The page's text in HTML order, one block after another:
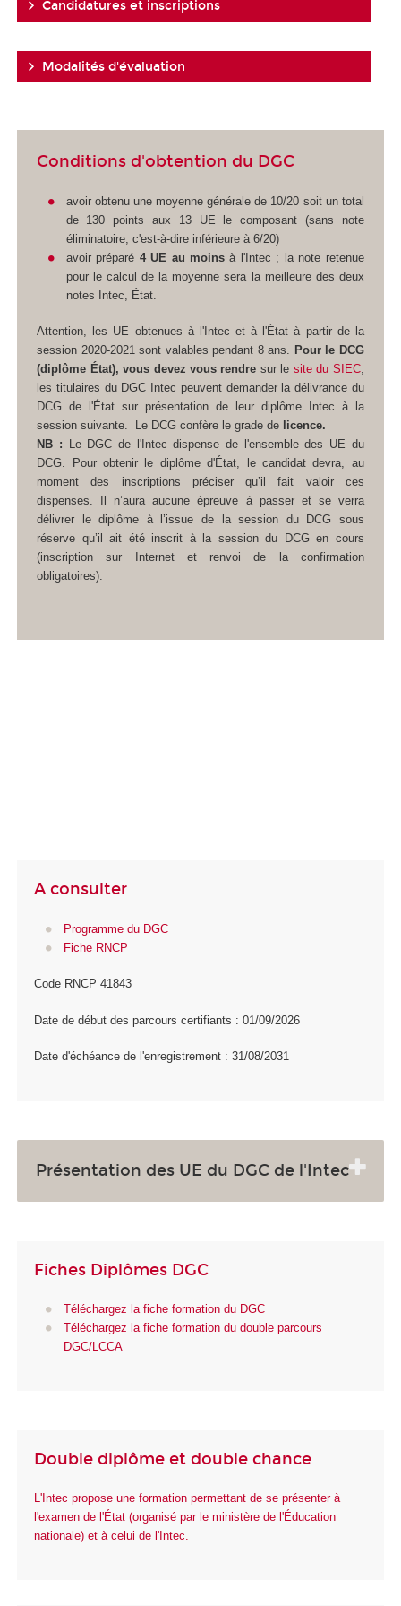
Candidatures et inscriptions
Modalités d'évaluation
Conditions d'obtention du DGC
avoir obtenu une moyenne générale de 10/20 soit un total
de 130 points aux 13 UE le composant (sans note
éliminatoire, c'est-à-dire inférieure à 6/20)
avoir préparé 4 UE au moins à l'Intec ; la note retenue
pour le calcul de la moyenne sera la meilleure des deux
notes Intec, État.
Attention, les UE obtenues à l'Intec et à l'État à partir de la
session 2020-2021 sont valables pendant 8 ans. Pour le DCG
(diplôme État), vous devez vous rendre sur le site du SIEC,
les titulaires du DGC Intec peuvent demander la délivrance du
DCG de l'État sur présentation de leur diplôme Intec à la
session suivante.
Le DCG confère le grade de licence.
NB : Le DGC de l'Intec dispense de l'ensemble des UE du
DCG. Pour obtenir le diplôme d'État, le candidat devra, au
moment des inscriptions préciser qu’il fait valoir ces
dispenses. Il n’aura aucune épreuve à passer et se verra
délivrer le diplôme à l’issue de la session du DCG sous
réserve qu’il ait été inscrit à la session du DCG en cours
(inscription sur Internet et renvoi de la confirmation
obligatoires).
A consulter
Programme du DGC
Fiche RNCP
Code RNCP 41843
Date de début des parcours certifiants : 01/09/2026
Date d'échéance de l'enregistrement : 31/08/2031
Présentation des UE du DGC de l'Intec
Fiches Diplômes DGC
Téléchargez la fiche formation du DGC
Téléchargez la fiche formation du double parcours
DGC/LCCA
Double diplôme et double chance
L'Intec propose une formation permettant de se présenter à
l'examen de l'État (organisé par le ministère de l'Éducation
nationale) et à celui de l'Intec.